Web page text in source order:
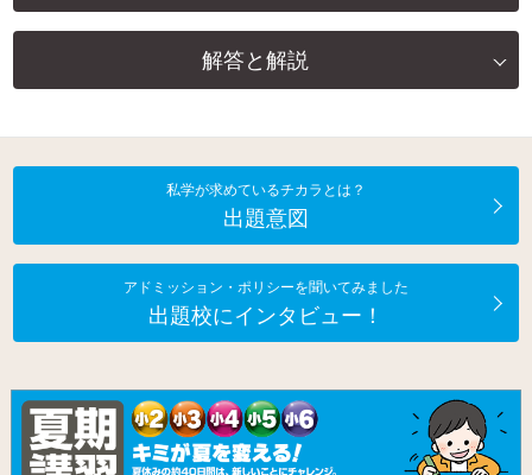
解答と解説
私学が求めているチカラとは？
出題意図
アドミッション・ポリシーを聞いてみました
出題校にインタビュー！